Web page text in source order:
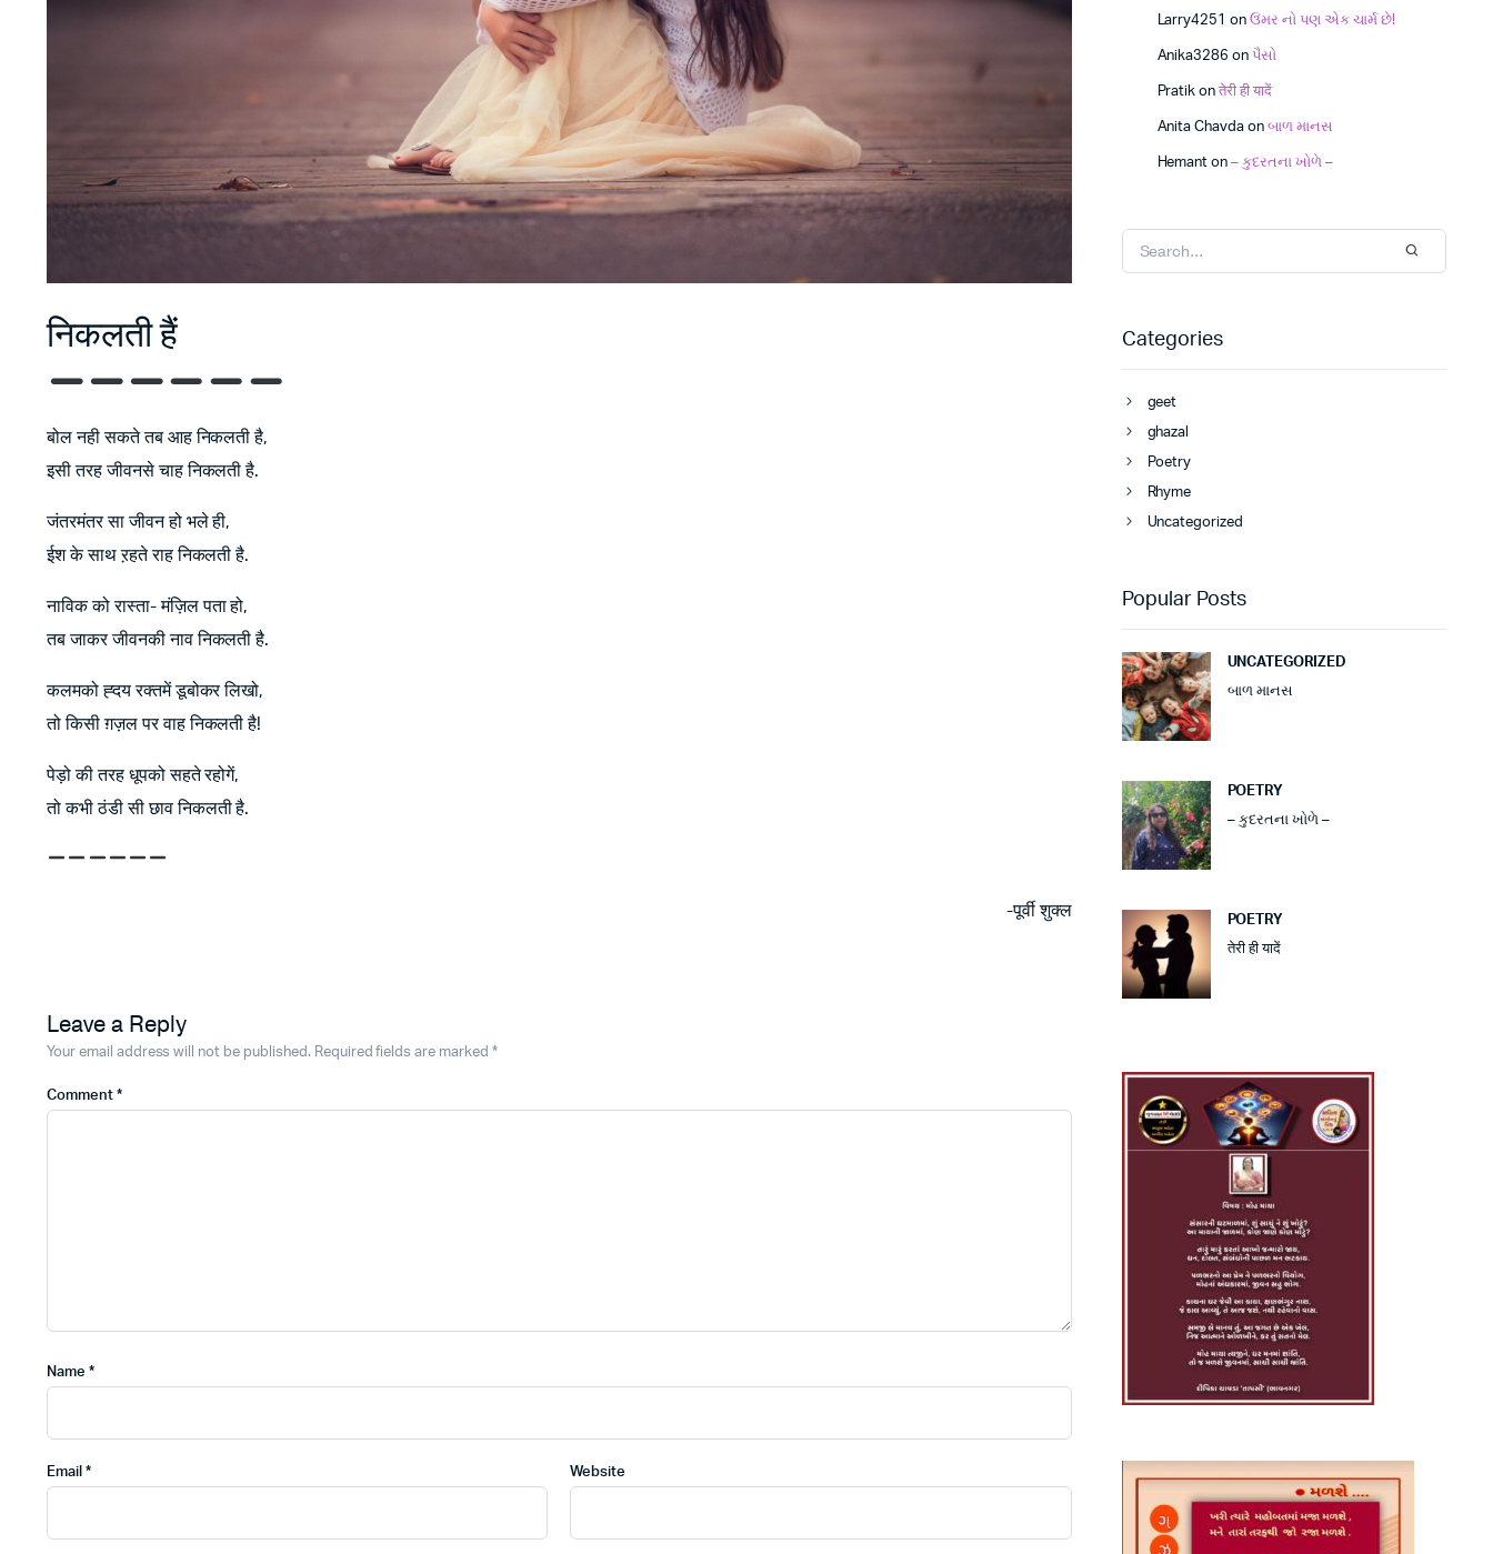
निकलती हैं
बोल नही सकते तब आह निकलती है,
इसी तरह जीवनसे चाह निकलती है.
जंतरमंतर सा जीवन हो भले ही,
ईश के साथ ऱहते राह निकलती है.
नाविक को रास्ता- मंज़िल पता हो,
तब जाकर जीवनकी नाव निकलती है.
कलमको ह्दय रक्तमें डूबोकर लिखो,
तो किसी ग़ज़ल पर वाह निकलती है!
पेड़ो की तरह धूपको सहते रहोगें,
तो कभी ठंडी सी छाव निकलती है.
-पूर्वी शुक्ल
Leave a Reply
Your email address will not be published. Required fields are marked *
Comment *
Name *
Email * Website
Larry4251 onઉંમર નો પણ એક ચાર્મ છે!
Anika3286 onપૈસો
Pratik onतेरी ही यादें
Anita Chavda onબાળ માનસ
Hemant on– કુદરતના ખોળે –
Categories
geet
ghazal
Poetry
Rhyme
Uncategorized
Popular Posts
UNCATEGORIZED
બાળ માનસ
POETRY
– કુદરતના ખોળે –
POETRY
तेरी ही यादें